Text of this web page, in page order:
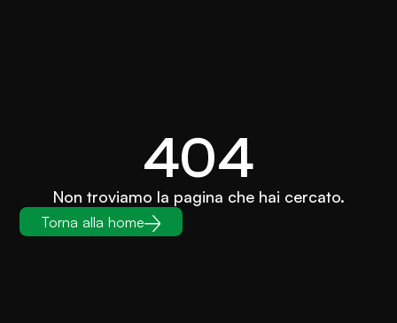
404
Non troviamo la pagina che hai cercato.
Torna alla home